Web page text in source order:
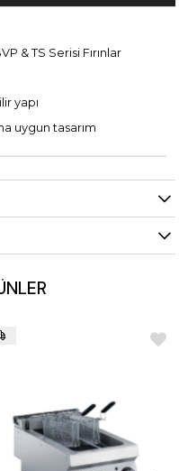
& TS Serisi Fırınlar
yapı
uygun tasarım